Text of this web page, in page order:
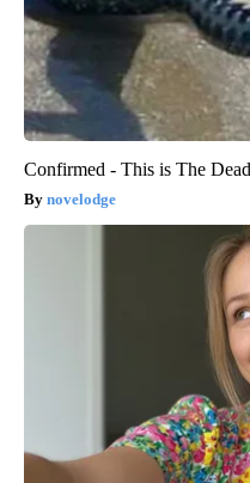
Confirmed - This is The
novelodge